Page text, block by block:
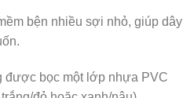
bện nhiều sợi nhỏ, giúp dây
được bọc một lớp nhựa PVC